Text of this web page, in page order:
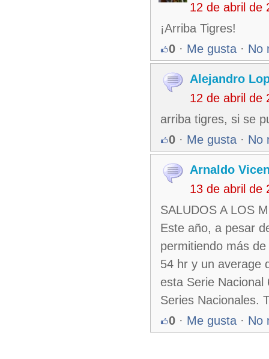
12 de abril de
¡Arriba Tigres!
0 · Me gusta · No
Alejandro
12 de abril de
arriba tigres, si se
0 · Me gusta · No
Arnaldo
13 de abril de
SALUDOS A LOS
Este año, a pesar
permitiendo más
54 hr y un average
esta Serie
Series Nacionales.
0 · Me gusta · No